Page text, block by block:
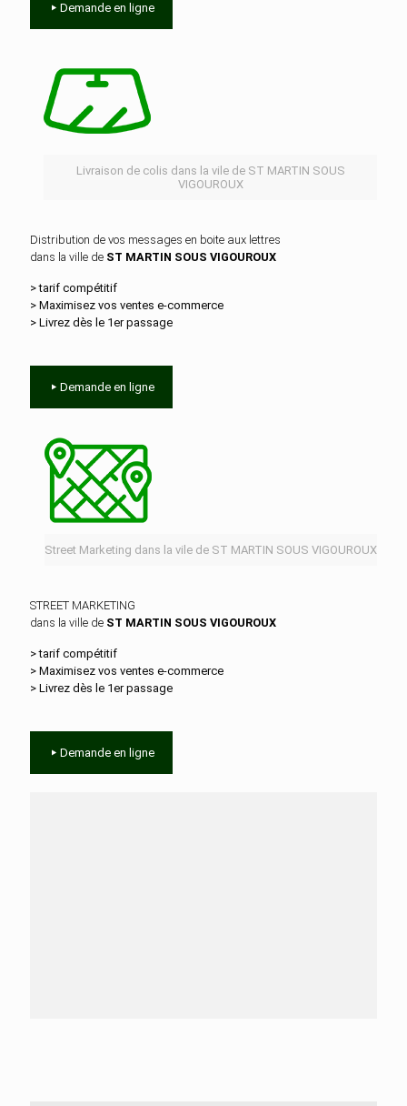
Demande en ligne
Livraison de colis dans la vile de ST MARTIN SOUS
VIGOUROUX
Distribution de vos messages en boite aux lettres
dans la ville de ST MARTIN SOUS VIGOUROUX
> tarif compétitif
> Maximisez vos ventes e‑commerce
> Livrez dès le 1er passage
Demande en ligne
Street Marketing dans la vile de ST MARTIN SOUS VIGOUROUX
STREET MARKETING
dans la ville de ST MARTIN SOUS VIGOUROUX
> tarif compétitif
> Maximisez vos ventes e‑commerce
> Livrez dès le 1er passage
Demande en ligne